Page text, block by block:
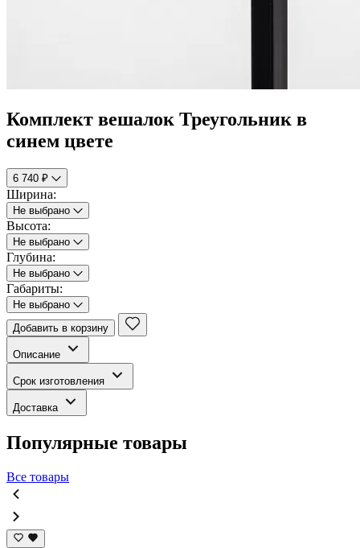
Комплект вешалок Треугольник в
синем цвете
6 740 ₽
Ширина:
Не выбрано
Высота:
Не выбрано
Глубина:
Не выбрано
Габариты:
Не выбрано
Добавить в корзину
Описание
Срок изготовления
Доставка
Популярные товары
Все товары